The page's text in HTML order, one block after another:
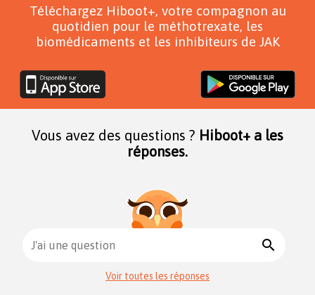
Téléchargez Hiboot+, votre compagnon au
quotidien pour le méthotrexate, les
biomédicaments et les inhibiteurs de JAK
Vous avez des questions ? Hiboot+ a les
réponses.
J'ai une question search
Voir toutes les réponses